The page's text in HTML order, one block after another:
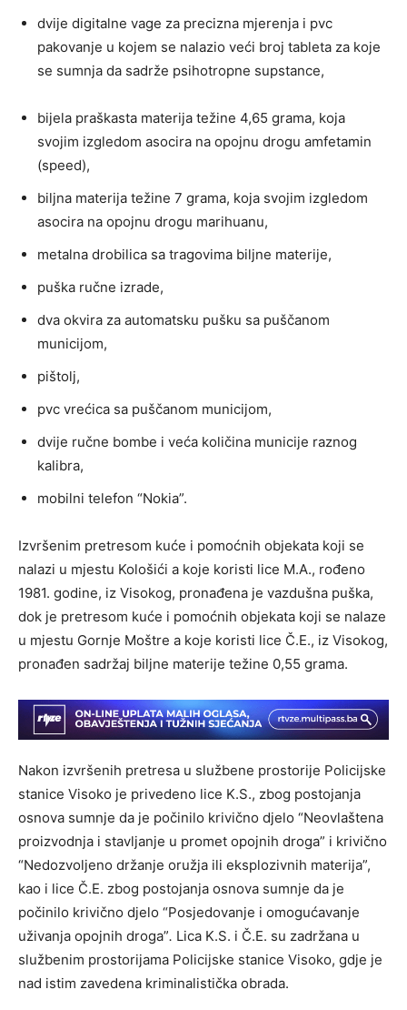
dvije digitalne vage za precizna mjerenja i pvc
pakovanje u kojem se nalazio veći broj tableta za koje
se sumnja da sadrže psihotropne supstance,
bijela praškasta materija težine 4,65 grama, koja
svojim izgledom asocira na opojnu drogu amfetamin
(speed),
biljna materija težine 7 grama, koja svojim izgledom
asocira na opojnu drogu marihuanu,
metalna drobilica sa tragovima biljne materije,
puška ručne izrade,
dva okvira za automatsku pušku sa puščanom
municijom,
pištolj,
pvc vrećica sa puščanom municijom,
dvije ručne bombe i veća količina municije raznog
kalibra,
mobilni telefon “Nokia”.
Izvršenim pretresom kuće i pomoćnih objekata koji se
nalazi u mjestu Kološići a koje koristi lice M.A., rođeno
1981. godine, iz Visokog, pronađena je vazdušna puška,
dok je pretresom kuće i pomoćnih objekata koji se nalaze
u mjestu Gornje Moštre a koje koristi lice Č.E., iz Visokog,
pronađen sadržaj biljne materije težine 0,55 grama.
Nakon izvršenih pretresa u službene prostorije Policijske
stanice Visoko je privedeno lice K.S., zbog postojanja
osnova sumnje da je počinilo krivično djelo “Neovlaštena
proizvodnja i stavljanje u promet opojnih droga” i krivično
“Nedozvoljeno držanje oružja ili eksplozivnih materija”,
kao i lice Č.E. zbog postojanja osnova sumnje da je
počinilo krivično djelo “Posjedovanje i omogućavanje
uživanja opojnih droga”. Lica K.S. i Č.E. su zadržana u
službenim prostorijama Policijske stanice Visoko, gdje je
nad istim zavedena kriminalistička obrada.